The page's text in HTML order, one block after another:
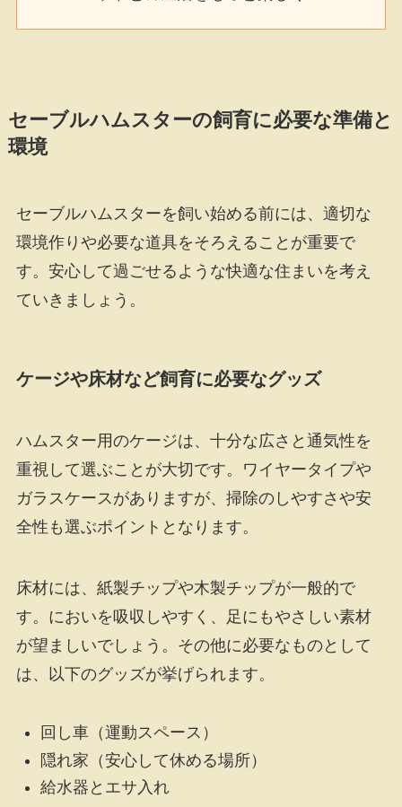
セーブルハムスターの飼育に必要な準備と
環境
セーブルハムスターを飼い始める前には、適切な
環境作りや必要な道具をそろえることが重要で
す。安心して過ごせるような快適な住まいを考え
ていきましょう。
ケージや床材など飼育に必要なグッズ
ハムスター用のケージは、十分な広さと通気性を
重視して選ぶことが大切です。ワイヤータイプや
ガラスケースがありますが、掃除のしやすさや安
全性も選ぶポイントとなります。
床材には、紙製チップや木製チップが一般的で
す。においを吸収しやすく、足にもやさしい素材
が望ましいでしょう。その他に必要なものとして
は、以下のグッズが挙げられます。
回し車（運動スペース）
隠れ家（安心して休める場所）
給水器とエサ入れ